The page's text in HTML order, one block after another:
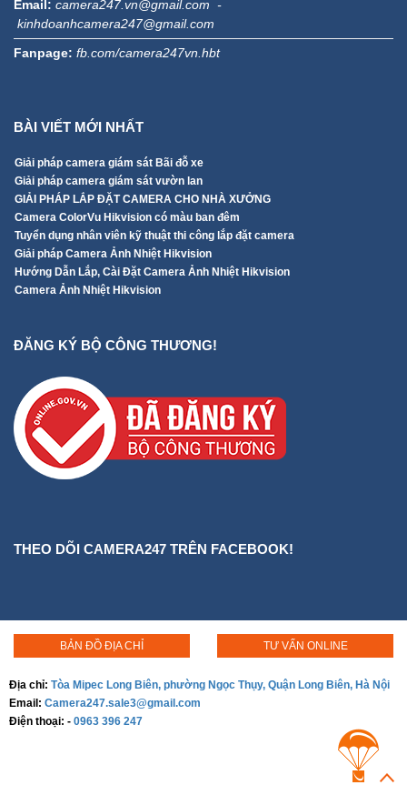
Email: camera247.vn@gmail.com -
kinhdoanhcamera247@gmail.com
Fanpage: fb.com/camera247vn.hbt
BÀI VIẾT MỚI NHẤT
Giải pháp camera giám sát Bãi đỗ xe
Giải pháp camera giám sát vườn lan
GIẢI PHÁP LẮP ĐẶT CAMERA CHO NHÀ XƯỞNG
Camera ColorVu Hikvision có màu ban đêm
Tuyển dụng nhân viên kỹ thuật thi công lắp đặt camera
Giải pháp Camera Ảnh Nhiệt Hikvision
Hướng Dẫn Lắp, Cài Đặt Camera Ảnh Nhiệt Hikvision
Camera Ảnh Nhiệt Hikvision
ĐĂNG KÝ BỘ CÔNG THƯƠNG!
THEO DÕI CAMERA247 TRÊN FACEBOOK!
BẢN ĐỒ ĐỊA CHỈ TƯ VẤN ONLINE
Địa chỉ: Tòa Mipec Long Biên, phường Ngọc Thụy, Quận Long Biên, Hà Nội
Email: Camera247.sale3@gmail.com
Điện thoại: - 0963 396 247